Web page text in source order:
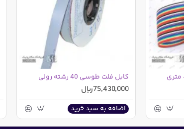
کابل فلت طوسی 40 رشته رولی
75,430,000ریال
اضافه به سبد خرید